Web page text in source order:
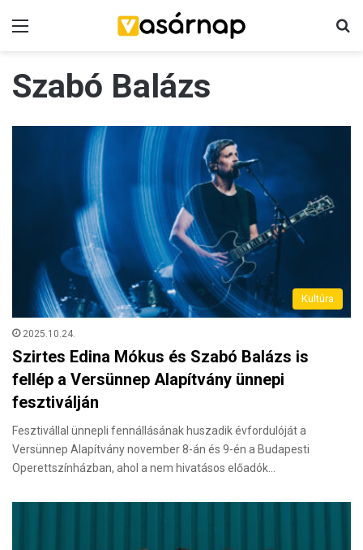
Szabó Balázs
Kultúra
2025.10.24.
Szirtes Edina Mókus és Szabó Balázs is
fellép a Versünnep Alapítvány ünnepi
fesztiválján
Fesztivállal ünnepli fennállásának huszadik évfordulóját a
Versünnep Alapítvány november 8-án és 9-én a Budapesti
Operettszínházban, ahol a nem hivatásos előadók…